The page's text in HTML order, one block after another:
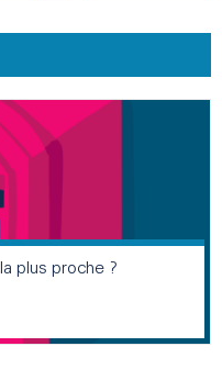
plus proche ?